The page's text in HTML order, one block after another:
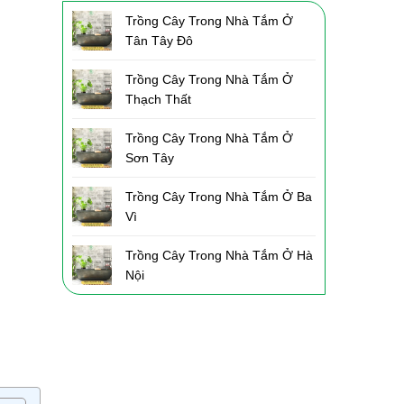
Trồng Cây Trong Nhà Tắm Ở
Tân Tây Đô
Trồng Cây Trong Nhà Tắm Ở
Thạch Thất
Trồng Cây Trong Nhà Tắm Ở
Sơn Tây
Trồng Cây Trong Nhà Tắm Ở Ba
Vì
Trồng Cây Trong Nhà Tắm Ở Hà
Nội